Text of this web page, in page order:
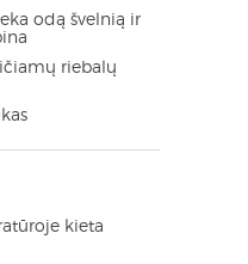
odą švelnią ir
riebalų
kieta